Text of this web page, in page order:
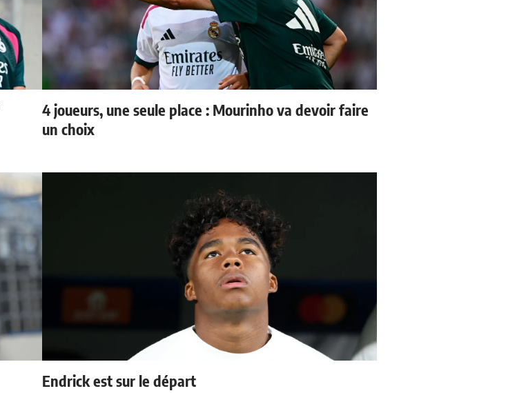
4 joueurs, une seule place : Mourinho va devoir faire
un choix
Endrick est sur le départ